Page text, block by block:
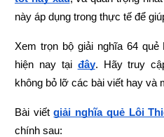
này áp dụng trong thực tế để
Xem trọn bộ giải nghĩa 64
hiện nay tại đây. Hãy truy
không bỏ lỡ các bài viết hay và
Bài viết giải nghĩa quẻ Lôi
chính sau: